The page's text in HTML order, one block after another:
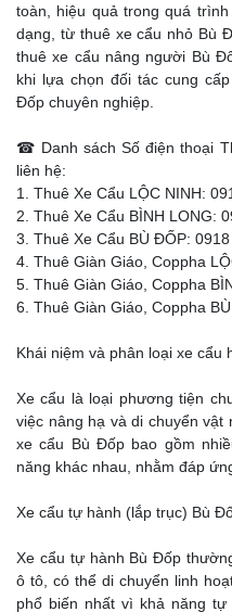
toàn, hiệu quả trong quá
dạng, từ thuê xe cẩu nhỏ Bù
thuê xe cẩu nâng người Bù
khi lựa chọn đối tác cung
Đốp chuyên nghiệp.
☎ Danh sách Số điện thoại
liên hệ:
1. Thuê Xe Cẩu LỘC NINH:
2. Thuê Xe Cẩu BÌNH LONG:
3. Thuê Xe Cẩu BÙ ĐỐP:
4. Thuê Giàn Giáo, Coppha
5. Thuê Giàn Giáo, Coppha
6. Thuê Giàn Giáo, Coppha
Khái niệm và phân loại xe cẩu
Xe cẩu là loại phương tiện
việc nâng hạ và di chuyển
xe cẩu Bù Đốp bao gồm
năng khác nhau, nhằm đáp
Xe cẩu tự hành (lắp trục) Bù
Xe cẩu tự hành Bù Đốp
ô tô, có thể di chuyển linh
phổ biến nhất vì khả năng